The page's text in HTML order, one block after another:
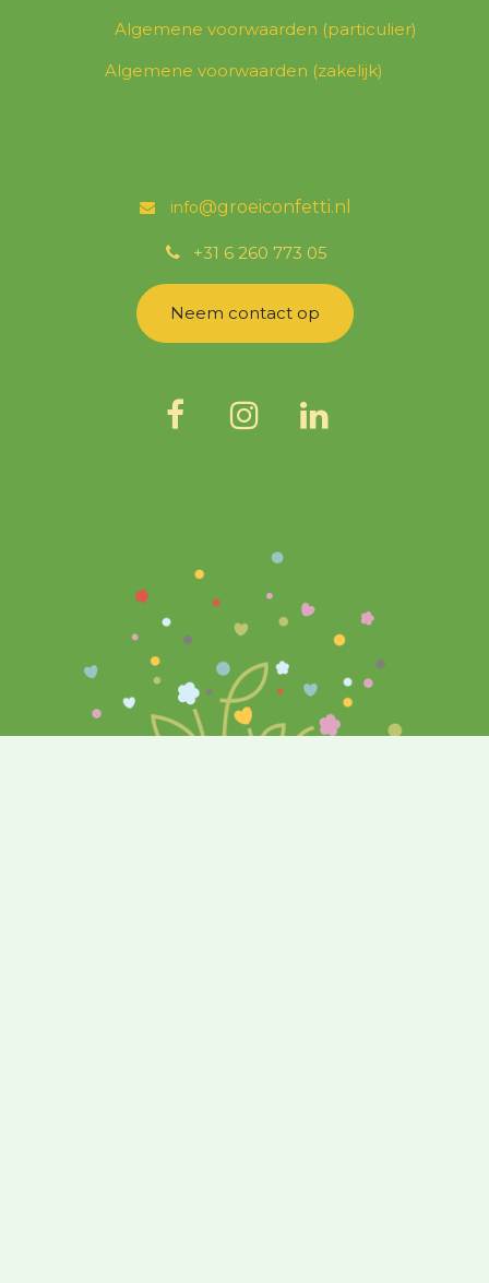
info@groeiconfetti.nl
+31 6 260 773 05
Neem contact op
Algemene voorwaarden (particulier)
Algemene voorwaarden (zakelijk)